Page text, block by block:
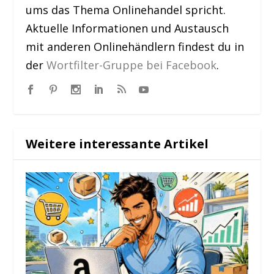
ums das Thema Onlinehandel spricht.
Aktuelle Informationen und Austausch
mit anderen Onlinehändlern findest du in
derWortfilter-Gruppe bei Facebook.
Weitere interessante Artikel